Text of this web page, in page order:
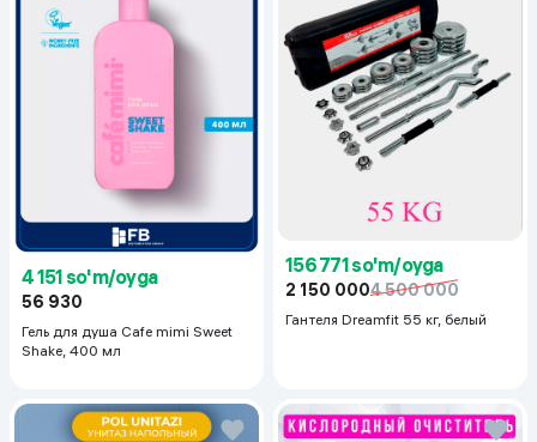
4 151 so'm/oyga
56 930
Гель для душа Cafe mimi Sweet
Shake, 400 мл
156 771 so'm/oyga
2 150 0004 500 000
Гантеля Dreamfit 55 кг, белый